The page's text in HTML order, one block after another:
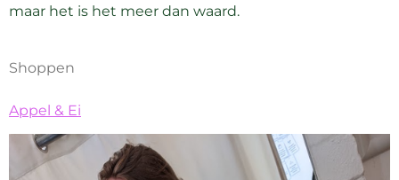
maar het is het meer dan waard.
Shoppen
Appel & Ei